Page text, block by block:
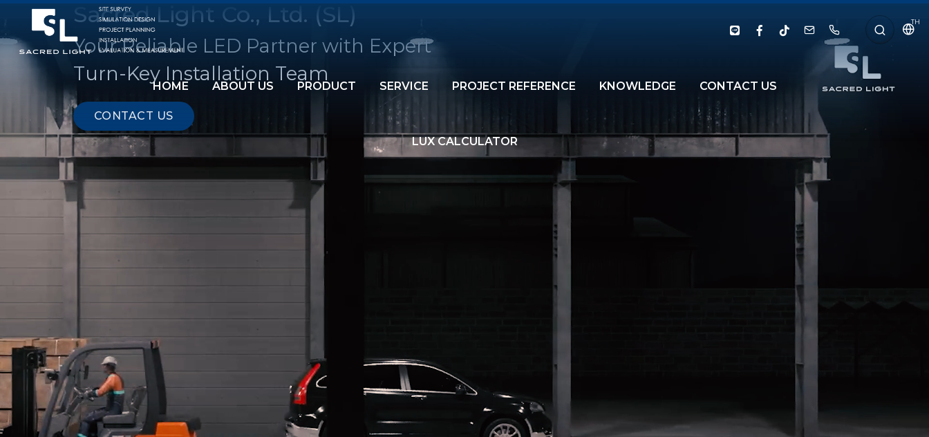
TH
HOME ABOUT US PRODUCT SERVICE PROJECT REFERENCE KNOWLEDGE CONTACT US
LUX CALCULATOR
Sacred Light Co., Ltd. (SL)
Your Reliable LED Partner with Expert
Turn-Key Installation Team
CONTACT US